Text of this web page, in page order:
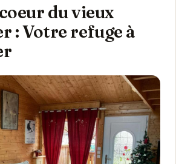
du vieux
: Votre refuge à